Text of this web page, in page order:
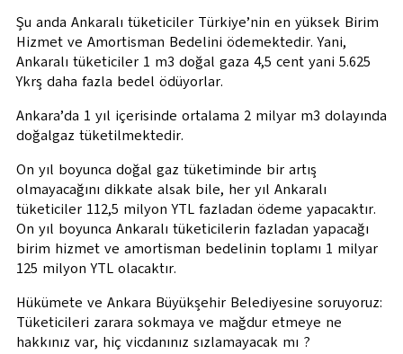
Şu anda Ankaralı tüketiciler Türkiye’nin en yüksek Birim
Hizmet ve Amortisman Bedelini ödemektedir. Yani,
Ankaralı tüketiciler 1 m3 doğal gaza 4,5 cent yani 5.625
Ykrş daha fazla bedel ödüyorlar.
Ankara’da 1 yıl içerisinde ortalama 2 milyar m3 dolayında
doğalgaz tüketilmektedir.
On yıl boyunca doğal gaz tüketiminde bir artış
olmayacağını dikkate alsak bile, her yıl Ankaralı
tüketiciler 112,5 milyon YTL fazladan ödeme yapacaktır.
On yıl boyunca Ankaralı tüketicilerin fazladan yapacağı
birim hizmet ve amortisman bedelinin toplamı 1 milyar
125 milyon YTL olacaktır.
Hükümete ve Ankara Büyükşehir Belediyesine soruyoruz:
Tüketicileri zarara sokmaya ve mağdur etmeye ne
hakkınız var, hiç vicdanınız sızlamayacak mı ?